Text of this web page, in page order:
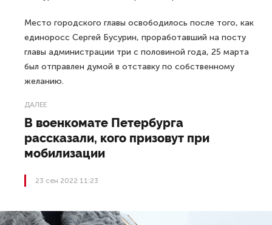
Место городского главы освободилось после того, как
единоросс Сергей Бусурин, проработавший на посту
главы администрации три с половиной года, 25 марта
был отправлен думой в отставку по собственному
желанию.
ДАЛЕЕ
В военкомате Петербурга
рассказали, кого призовут при
мобилизации
23 сен 2022 11:23